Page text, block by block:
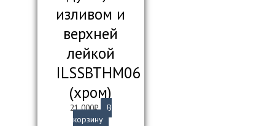
изливом и
верхней
лейкой
ILSSBTHM06
(хром)
21 000₽
В
корзину